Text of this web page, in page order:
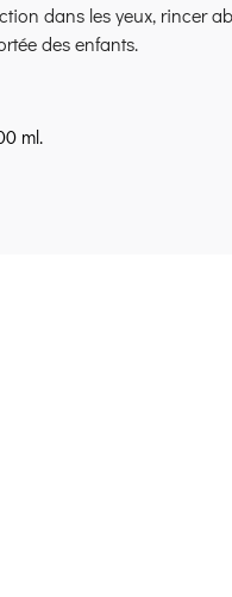
dans les yeux, rincer
des enfants.
ml.